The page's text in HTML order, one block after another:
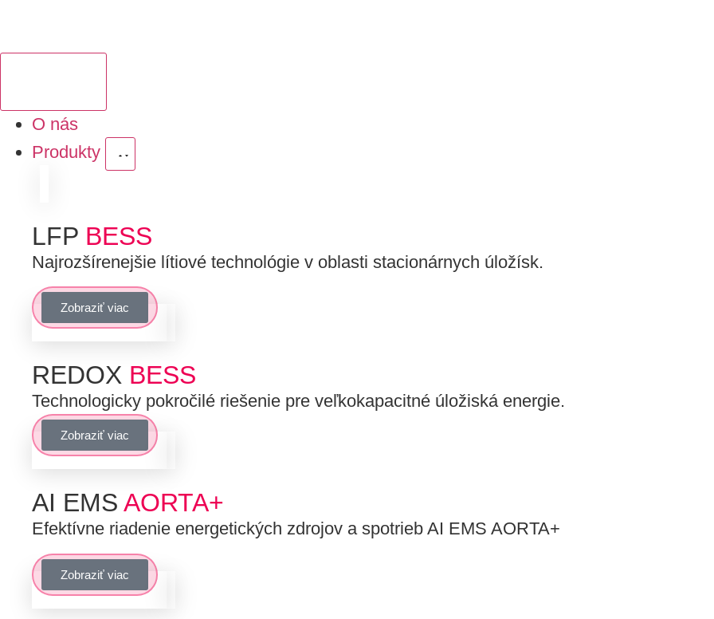
O nás
Produkty
LFP BESS
Najrozšírenejšie lítiové technológie v oblasti stacionárnych úložísk.
Zobraziť viac
REDOX BESS
Technologicky pokročilé riešenie pre veľkokapacitné úložiská energie.
Zobraziť viac
AI EMS AORTA+
Efektívne riadenie energetických zdrojov a spotrieb AI EMS AORTA+
Zobraziť viac